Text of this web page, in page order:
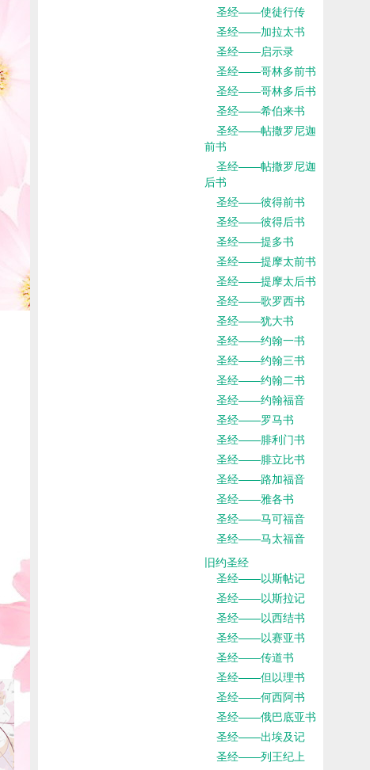
圣经——使徒行传
圣经——加拉太书
圣经——启示录
圣经——哥林多前书
圣经——哥林多后书
圣经——希伯来书
圣经——帖撒罗尼迦
前书
圣经——帖撒罗尼迦
后书
圣经——彼得前书
圣经——彼得后书
圣经——提多书
圣经——提摩太前书
圣经——提摩太后书
圣经——歌罗西书
圣经——犹大书
圣经——约翰一书
圣经——约翰三书
圣经——约翰二书
圣经——约翰福音
圣经——罗马书
圣经——腓利门书
圣经——腓立比书
圣经——路加福音
圣经——雅各书
圣经——马可福音
圣经——马太福音
旧约圣经
圣经——以斯帖记
圣经——以斯拉记
圣经——以西结书
圣经——以赛亚书
圣经——传道书
圣经——但以理书
圣经——何西阿书
圣经——俄巴底亚书
圣经——出埃及记
圣经——列王纪上